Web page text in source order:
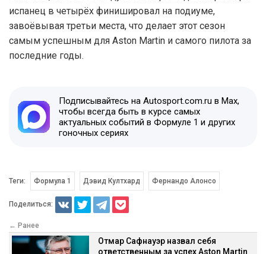
испанец в четырёх финишировал на подиуме,
завоёвывая третьи места, что делает этот сезон
самым успешным для Aston Martin и самого пилота за
последние годы.
Подписывайтесь на Autosport.com.ru в Max,
чтобы всегда быть в курсе самых
актуальных событий в Формуле 1 и других
гоночных сериях
Теги: Формула 1 Дэвид Култхард Фернандо Алонсо
Поделиться:
← Ранее
Отмар Сафнауэр назвал себя
ответственным за успех Aston Martin